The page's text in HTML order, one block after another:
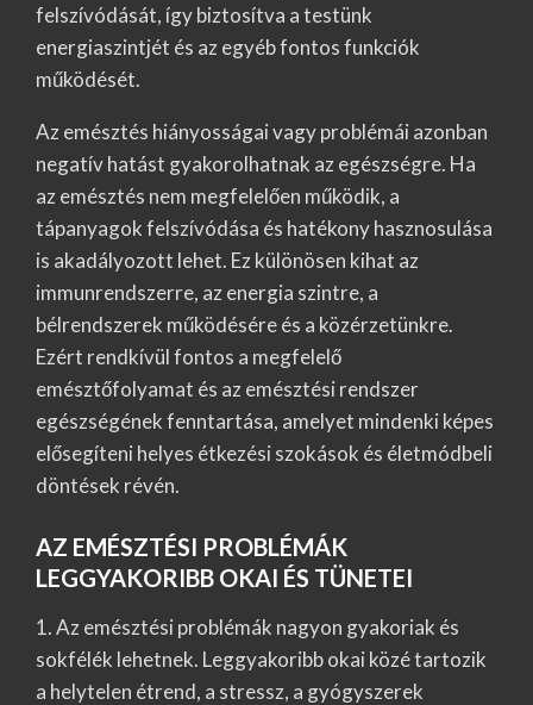
felszívódását, így biztosítva a testünk
energiaszintjét és az egyéb fontos funkciók
működését.
Az emésztés hiányosságai vagy problémái azonban
negatív hatást gyakorolhatnak az egészségre. Ha
az emésztés nem megfelelően működik, a
tápanyagok felszívódása és hatékony hasznosulása
is akadályozott lehet. Ez különösen kihat az
immunrendszerre, az energia szintre, a
bélrendszerek működésére és a közérzetünkre.
Ezért rendkívül fontos a megfelelő
emésztőfolyamat és az emésztési rendszer
egészségének fenntartása, amelyet mindenki képes
elősegíteni helyes étkezési szokások és életmódbeli
döntések révén.
AZ EMÉSZTÉSI PROBLÉMÁK
LEGGYAKORIBB OKAI ÉS TÜNETEI
1. Az emésztési problémák nagyon gyakoriak és
sokfélék lehetnek. Leggyakoribb okai közé tartozik
a helytelen étrend, a stressz, a gyógyszerek